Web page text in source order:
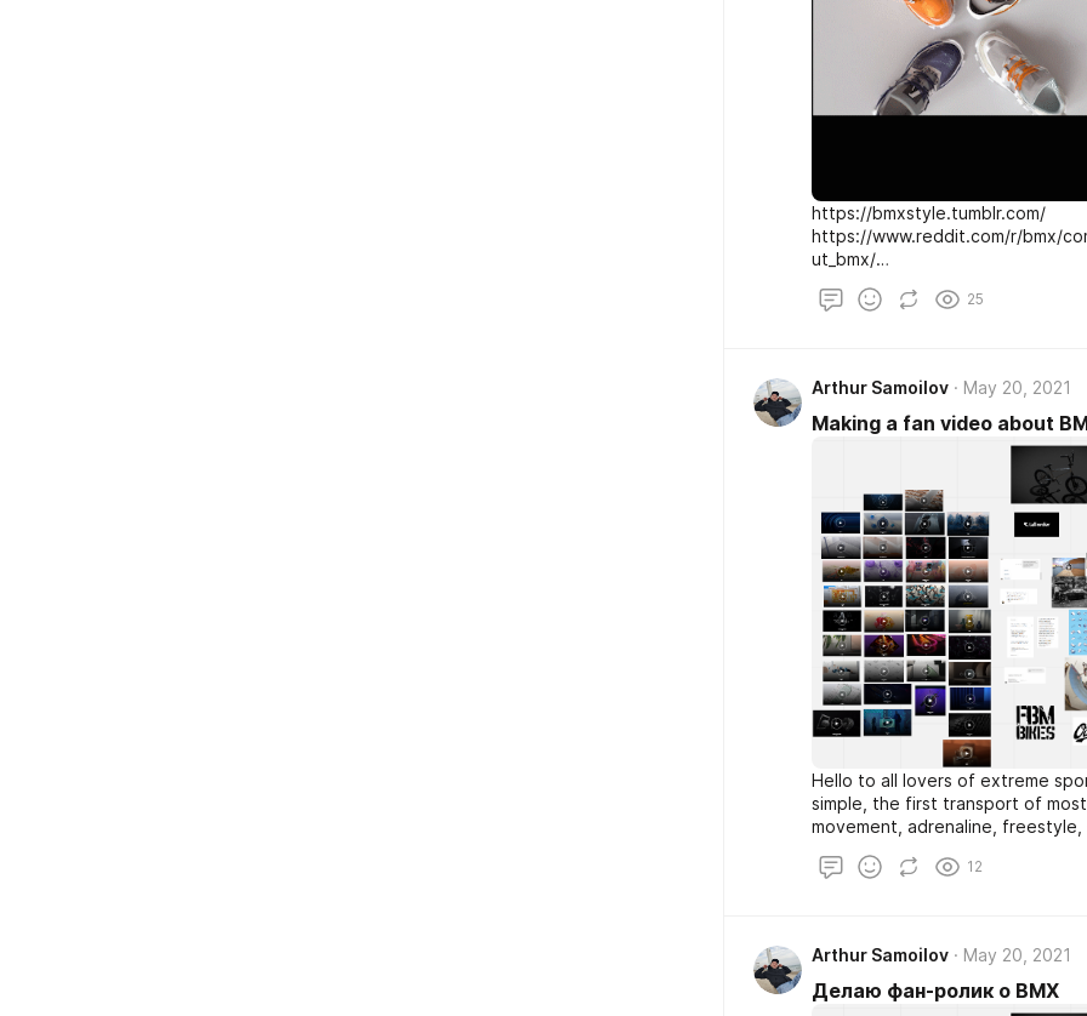
https://bmxstyle.tumblr.com/
https://www.reddit.com/r/bmx/
ut_bmx/
https://www.reddit.com/r/
about_bmx/ https://pikabu.ru/
25
Arthur Samoilov May 20, 2021
Making a fan video about
Hello to all lovers of extreme
simple, the first transport of
movement, adrenaline,
arise for me personally looking
came to me not at once. BUNNY
12
Arthur Samoilov May 20, 2021
Делаю фан-ролик о BMX